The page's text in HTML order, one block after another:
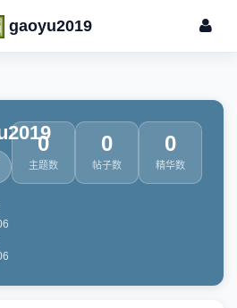
gaoyu2019
0
主题数
0
帖子数
0
精华数